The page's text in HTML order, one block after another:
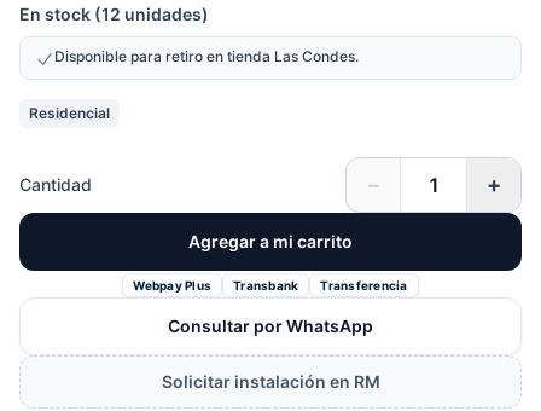
En stock (12 unidades)
Disponible para retiro en tienda Las Condes.
Residencial
Cantidad − +
Agregar a mi carrito
Webpay Plus Transbank Transferencia
Consultar por WhatsApp
Solicitar instalación en RM